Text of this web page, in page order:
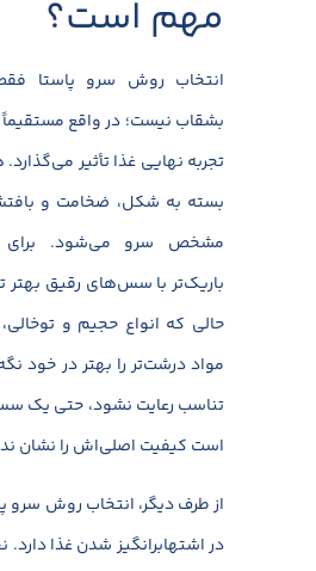
مهم است؟
انتخاب روش سرو پاستا فقط
بشقاب نیست؛ در واقع
تجربه نهایی غذا تأثیر
بسته به شکل، ضخامت و
مشخص سرو می‌شود. برای
باریک‌تر با سس‌های رقیق بهتر
حالی‌ که انواع حجیم و
مواد درشت‌تر را بهتر در خود
تناسب رعایت نشود، حتی
است کیفیت اصلی‌اش را نشان
از طرف دیگر، انتخاب روش سرو
در اشتهابرانگیز شدن غذا